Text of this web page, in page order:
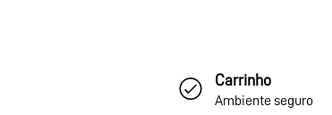
Carrinho
Ambiente seguro